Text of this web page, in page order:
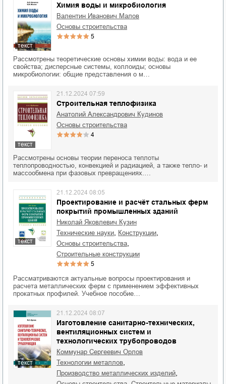
текст
Химия воды и микробиология
Валентин Иванович Малов
основы строительства
5
Рассмотрены теоретические основы химии воды: вода и ее
свойства; дисперсные системы, коллоиды; основы
микробиологии: общие представления о м…
текст
Строительная теплофизика
21.12.2024 07:59
Анатолий Александрович Кудинов
основы строительства
4
Рассмотрены основы теории переноса теплоты
теплопроводностью, конвекцией и радиацией, а также тепло- и
массообмена при фазовых превращениях.…
текст
Проектирование и расчёт стальных ферм
покрытий промышленных зданий
21.12.2024 08:05
Николай Яковлевич Кузин
технические науки
конструкции
основы строительства
строительные конструкции
5
Рассматриваются актуальные вопросы проектирования и
расчета металлических ферм с применением эффективных
прокатных профилей. Учебное пособие…
текст
Изготовление санитарно-технических,
вентиляционных систем и
технологических трубопроводов
21.12.2024 08:07
Коммунар Сергеевич Орлов
технологии металлов
производство металлических изделий